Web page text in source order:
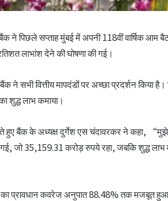
ने पिछले सप्ताह मुंबई में अपनी 118वीं वार्षिक
लाभांश देने की घोषणा की गई।
ने सभी वित्तीय मापदंडों पर अच्छा प्रदर्शन
शुद्ध लाभ कमाया।
बैंक के अध्यक्ष दुर्गेश एस चंदावरकर ने कहा, “मुझे
जो 35,159.31 करोड़ रुपये रहा, जबकि शुद्ध
प्रावधान कवरेज अनुपात 88.48% तक मजबूत